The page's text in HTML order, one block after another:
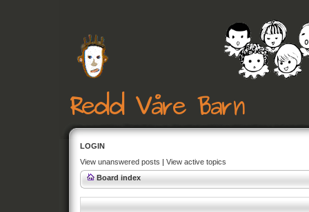
LOGIN
View unanswered posts | View active topics
Board index